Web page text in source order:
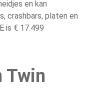
en kan
crashbars, platen en
is € 17.499
Twin